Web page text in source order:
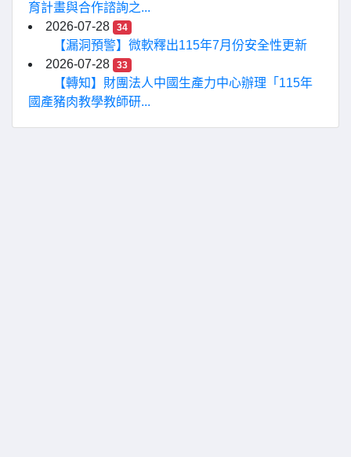
育計畫與合作諮詢之...
2026-07-28
34
【漏洞預警】微軟釋出115年7月份安全性更新
2026-07-28
33
【轉知】財團法人中國生產力中心辦理「115年
國產豬肉教學教師研...